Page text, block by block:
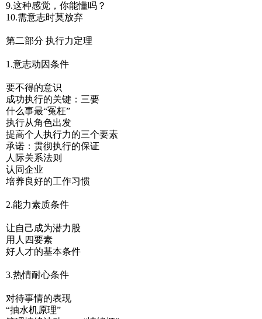
9.这种感觉，你能懂吗？
10.需意志时莫放弃
第二部分 执行力定理
1.意志动因条件
要不得的意识
成功执行的关键：三要
什么事最“冤枉”
执行从角色出发
提高个人执行力的三个要素
承诺：贯彻执行的保证
人际关系法则
认同企业
培养良好的工作习惯
2.能力素质条件
让自己成为潜力股
用人四要素
好人才的基本条件
3.热情耐心条件
对待事情的表现
“抽水机原理”